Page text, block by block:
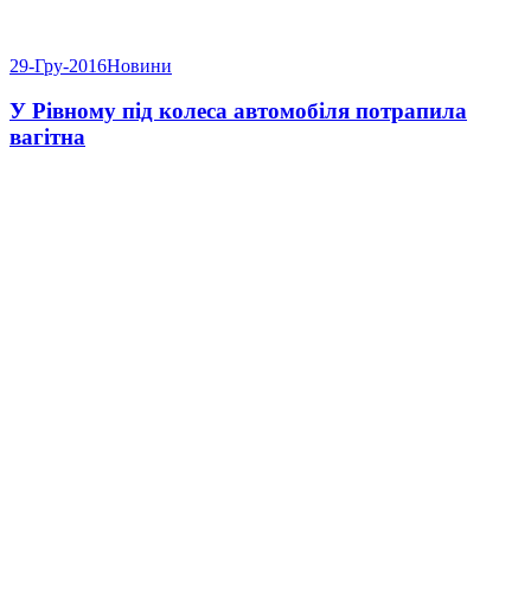
29-Гру-2016Новини
У Рівному під колеса автомобіля потрапила
вагітна